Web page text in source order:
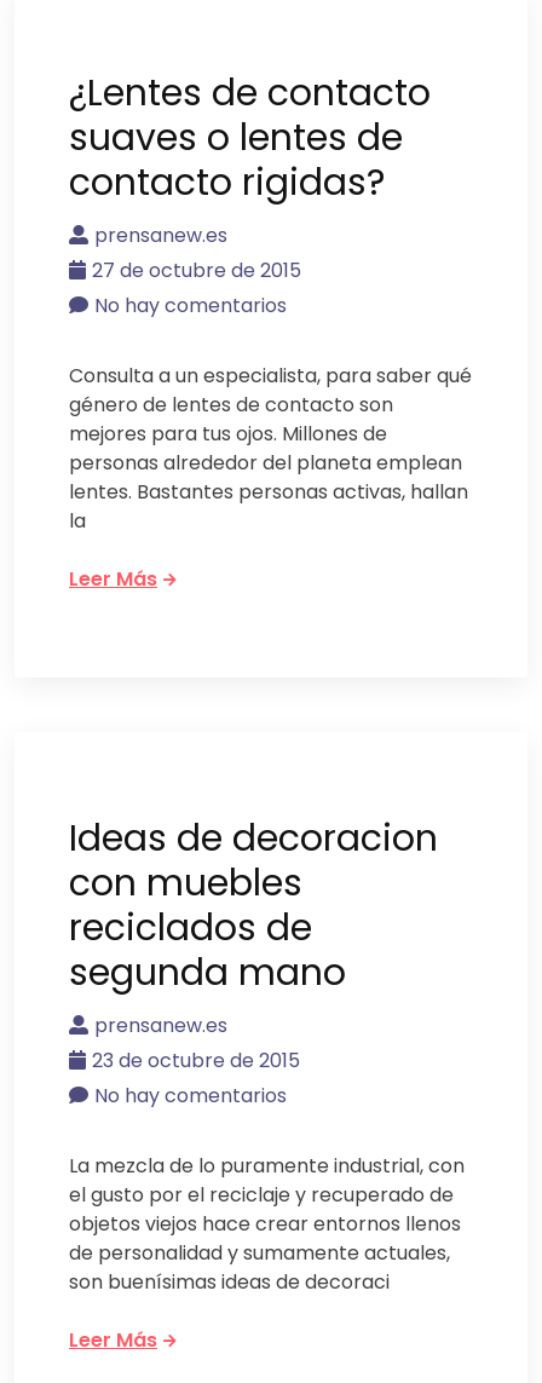
¿Lentes de contacto
suaves o lentes de
contacto rigidas?
prensanew.es
27 de octubre de 2015
No hay comentarios
Consulta a un especialista, para saber qué
género de lentes de contacto son
mejores para tus ojos. Millones de
personas alrededor del planeta emplean
lentes. Bastantes personas activas, hallan
la
Leer Más
Ideas de decoracion
con muebles
reciclados de
segunda mano
prensanew.es
23 de octubre de 2015
No hay comentarios
La mezcla de lo puramente industrial, con
el gusto por el reciclaje y recuperado de
objetos viejos hace crear entornos llenos
de personalidad y sumamente actuales,
son buenísimas ideas de decoraci
Leer Más